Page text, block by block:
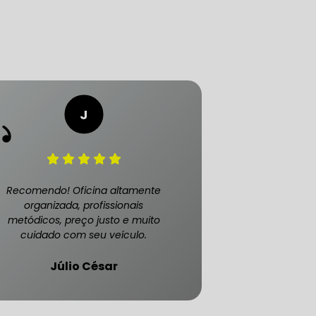
CARRO BLINDADO
Recomendo! Oficina altamente
organizada, profissionais
metódicos, preço justo e muito
cuidado com seu veículo.
Júlio César